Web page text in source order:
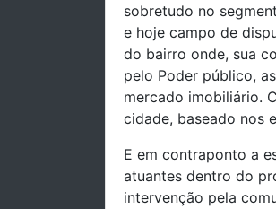
sobretudo no
e hoje campo de
do bairro onde, sua
pelo Poder público,
mercado imobiliário.
cidade, baseado nos
E em contraponto a
atuantes dentro do
intervenção pela